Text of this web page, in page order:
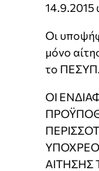
14.9.2015
Οι
μόνο
το ΠΕΣΥΠ.
ΟΙ
ΑΙΤΗΣΗΣ